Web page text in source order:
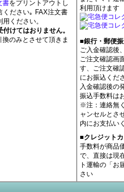
書をプリントアウトし
ください｡ FAX注文書
ください。
けてはおりません。
のみとさせて頂きま
利用頂けます
■銀行・郵便
ご入金確認後
ご注文確認画
す、ご注文確
にお振込くだ
入金確認後の
振込手数料は
※注：連絡無
ャンセルとさ
内にお支払い
■クレジット
手数料が商品
で、直接は現
ト運輸の「お
さい